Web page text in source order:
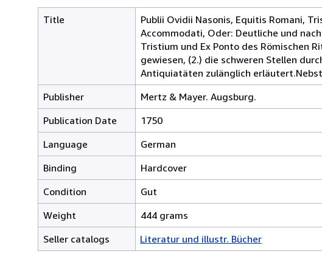
Title
Publii Ovidii Nasonis, Equitis Romani,
Accommodati, Oder: Deutliche und
Tristium und Ex Ponto des Römischen
gewiesen, (2.) die schweren Stellen
Antiquiatäten zulänglich
Publisher
Mertz & Mayer. Augsburg.
Publication Date
1750
Language
German
Binding
Hardcover
Condition
Gut
Weight
444 grams
Seller catalogs
Literatur und illustr. Bücher